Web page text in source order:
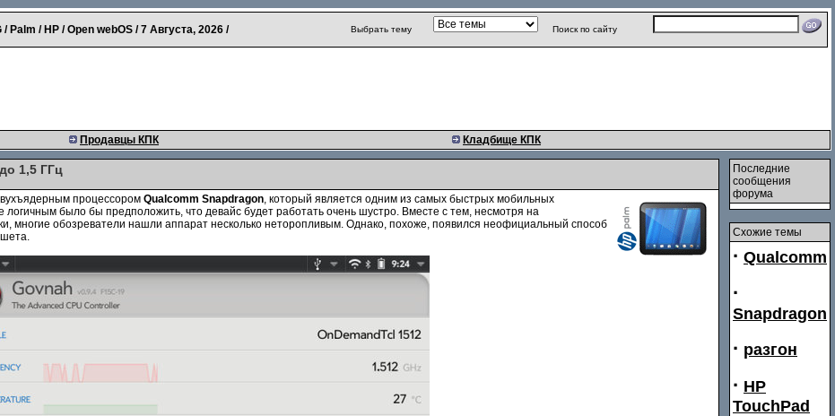
/ HP / Open webOS /7 Августа, 2026 / Выбрать тему Поиск по сайту
Продавцы КПК Кладбище КПК
1,5 ГГц
процессором Qualcomm Snapdragon, который является одним из самых быстрых мобильных
было бы предположить, что девайс будет работать очень шустро. Вместе с тем, несмотря на
многие обозреватели нашли аппарат несколько неторопливым. Однако, похоже, появился неофициальный способ
Последние
сообщения
форума
Схожие темы
· Qualcomm
·
Snapdragon
· разгон
· HP
TouchPad